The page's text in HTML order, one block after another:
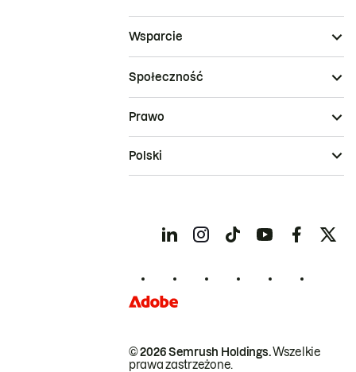
Wsparcie
Społeczność
© 2026 Semrush Holdings.Wszelkie
prawa zastrzeżone.
Prawo
Polski